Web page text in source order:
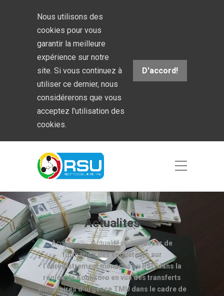
Nous utilisons des
cookies pour vous
garantir la meilleure
expérience sur notre
site. Si vous continuez à
utiliser ce dernier, nous
considérerons que vous
acceptez l'utilisation des
cookies.
D'accord!
Actualites
Accueil Actualités
Atelier de
formation des enquêteurs sur
l’enregistrement ménages au RSU dans la
région de Koulikoro en vue des transferts
monétaires d’urgence TMU dans le cadre de